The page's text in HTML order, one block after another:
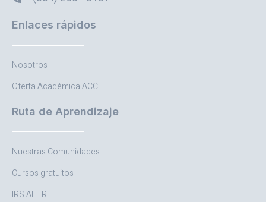
Enlaces rápidos
Nosotros
Oferta Académica ACC
Ruta de Aprendizaje
Nuestras Comunidades
Cursos gratuitos
IRS AFTR